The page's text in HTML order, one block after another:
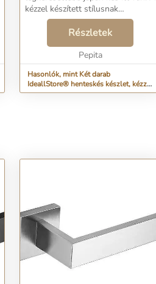
kézzel készített stílusnak
köszönhetően ez a kés egyedi, és
a használat típusától függetlenül
bárki számára elérhető közelségbe
Részletek
Pepita
Hasonlók, mint Két darab
IdeallStore® henteskés készlet, kézzel
készített, Cool...